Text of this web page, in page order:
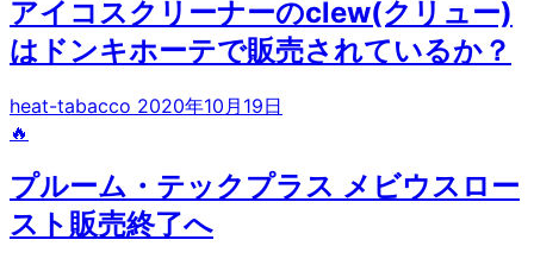
アイコスクリーナーのclew(クリュー)
はドンキホーテで販売されているか？
heat-tabacco 2020年10月19日
🔥
プルーム・テックプラス メビウスロー
スト販売終了へ